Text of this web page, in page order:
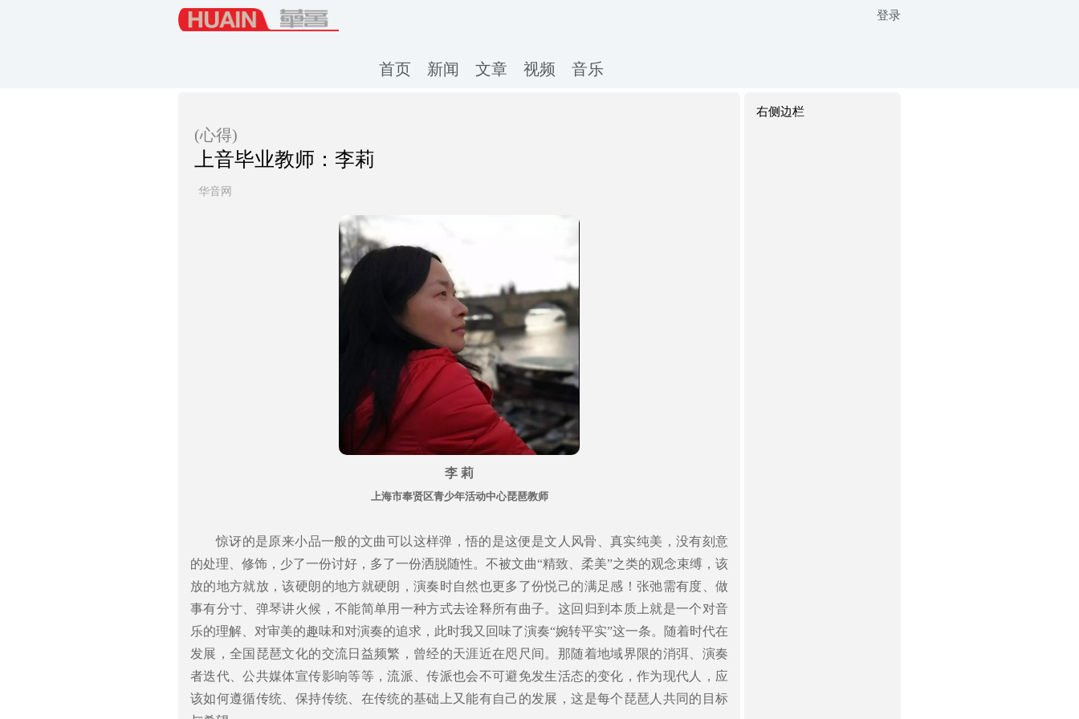
首页 新闻 文章 视频 音乐
登录
(心得)
上音毕业教师：李莉
华音网
李 莉
上海市奉贤区青少年活动中心琵琶教师
惊讶的是原来小品一般的文曲可以这样弹，悟的是这便是文人风骨、真实纯美，没有刻意
的处理、修饰，少了一份讨好，多了一份洒脱随性。不被文曲“精致、柔美”之类的观念束缚，该
放的地方就放，该硬朗的地方就硬朗，演奏时自然也更多了份悦己的满足感！张弛需有度、做
事有分寸、弹琴讲火候，不能简单用一种方式去诠释所有曲子。这回归到本质上就是一个对音
乐的理解、对审美的趣味和对演奏的追求，此时我又回味了演奏“婉转平实”这一条。随着时代在
发展，全国琵琶文化的交流日益频繁，曾经的天涯近在咫尺间。那随着地域界限的消弭、演奏
者迭代、公共媒体宣传影响等等，流派、传派也会不可避免发生活态的变化，作为现代人，应
该如何遵循传统、保持传统、在传统的基础上又能有自己的发展，这是每个琵琶人共同的目标
右侧边栏